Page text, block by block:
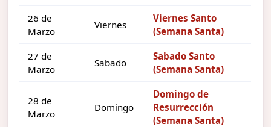
26 de
Marzo
Viernes
Viernes Santo
(Semana Santa)
27 de
Marzo
Sabado
Sabado Santo
(Semana Santa)
28 de
Marzo
Domingo
Domingo de
Resurrección
(Semana Santa)